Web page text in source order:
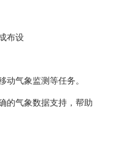
布设
动气象监测等任务。
的气象数据支持，帮助